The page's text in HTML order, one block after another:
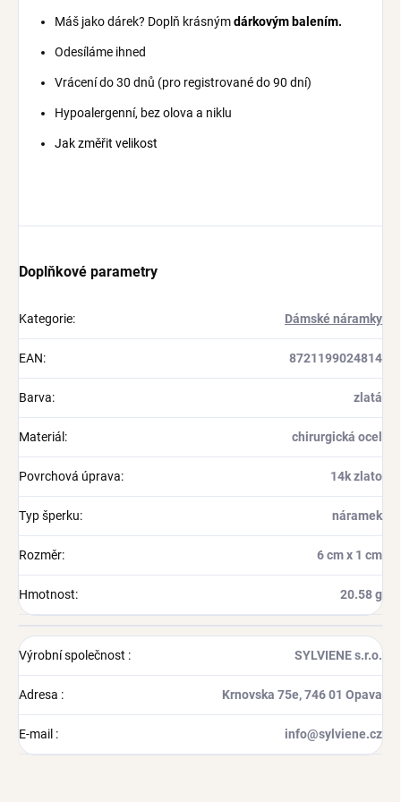
Máš jako dárek? Doplň krásnýmdárkovým balením.
Odesíláme ihned
Vrácení do 30 dnů (pro registrované do 90 dní)
Hypoalergenní, bez olova a niklu
Jak změřit velikost
Doplňkové parametry
Kategorie: Dámské náramky
EAN: 8721199024814
Barva: zlatá
Materiál : chirurgická ocel
Povrchová úprava: 14k zlato
Typ šperku: náramek
Rozměr: 6 cm x 1 cm
Hmotnost: 20.58 g
Výrobní společnost : SYLVIENE s.r.o.
Adresa : Krnovska 75e, 746 01 Opava
E-mail : info@sylviene.cz